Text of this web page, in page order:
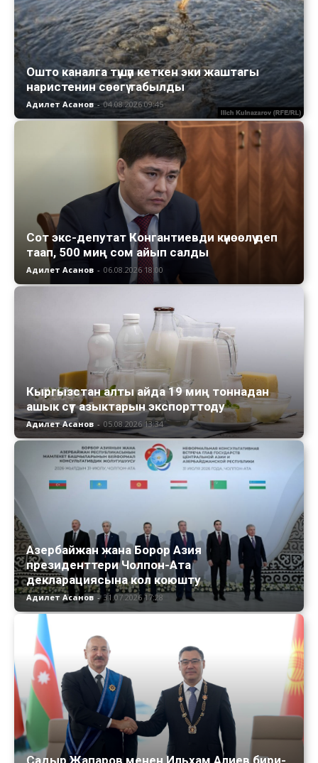
Ошто каналга түшүп кеткен эки жаштагы
наристенин сөөгү табылды
Адилет Асанов - 04.08.2026 09:45
Сот экс-депутат Конгантиевди күнөөлүү деп
таап, 500 миң сом айып салды
Адилет Асанов - 06.08.2026 18:00
Кыргызстан алты айда 19 миң тоннадан
ашык сүт азыктарын экспорттоду
Адилет Асанов - 05.08.2026 13:34
Азербайжан жана Борор Азия
президенттери Чолпон-Ата
декларациясына кол коюшту
Адилет Асанов - 31.07.2026 17:28
Садыр Жапаров менен Ильхам Алиев бири-